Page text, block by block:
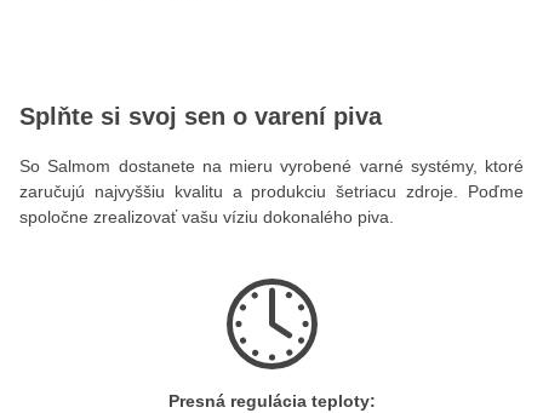
Splňte si svoj sen o varení piva
So Salmom dostanete na mieru vyrobené varné systémy, ktoré
zaručujú najvyššiu kvalitu a produkciu šetriacu zdroje. Poďme
spoločne zrealizovať vašu víziu dokonalého piva.
Presná regulácia teploty: